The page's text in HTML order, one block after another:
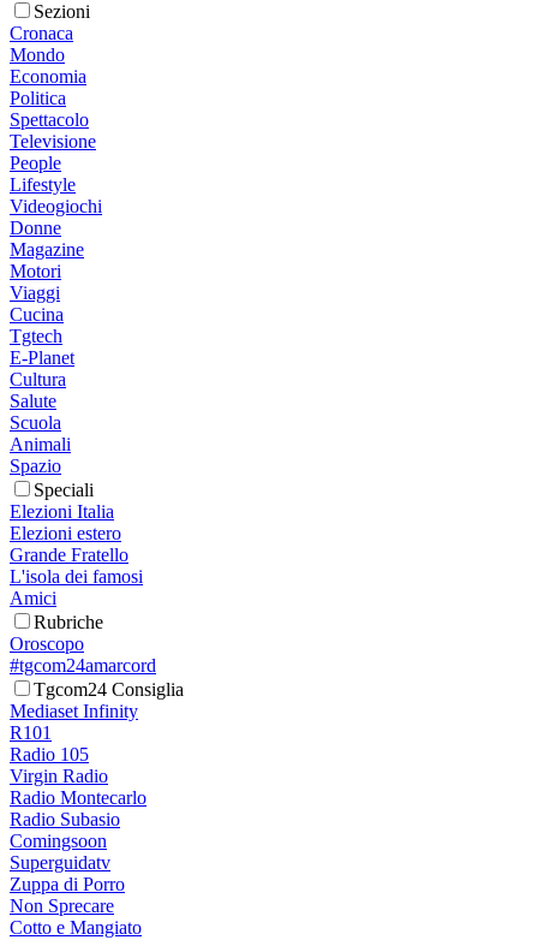
Sezioni
Cronaca
Mondo
Economia
Politica
Spettacolo
Televisione
People
Lifestyle
Videogiochi
Donne
Magazine
Motori
Viaggi
Cucina
Tgtech
E-Planet
Cultura
Salute
Scuola
Animali
Spazio
Speciali
Elezioni Italia
Elezioni estero
Grande Fratello
L'isola dei famosi
Amici
Rubriche
Oroscopo
#tgcom24amarcord
Tgcom24 Consiglia
Mediaset Infinity
R101
Radio 105
Virgin Radio
Radio Montecarlo
Radio Subasio
Comingsoon
Superguidatv
Zuppa di Porro
Non Sprecare
Cotto e Mangiato